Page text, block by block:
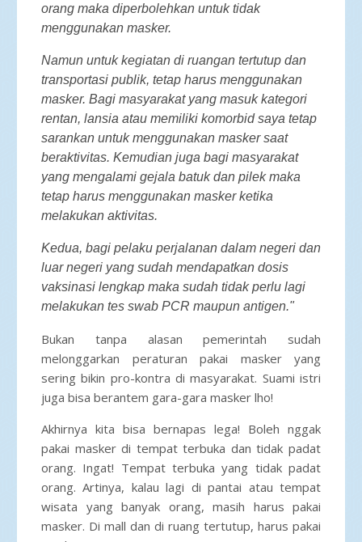
orang maka diperbolehkan untuk tidak
menggunakan masker.
Namun untuk kegiatan di ruangan tertutup dan
transportasi publik, tetap harus menggunakan
masker. Bagi masyarakat yang masuk kategori
rentan, lansia atau memiliki komorbid saya tetap
sarankan untuk menggunakan masker saat
beraktivitas. Kemudian juga bagi masyarakat
yang mengalami gejala batuk dan pilek maka
tetap harus menggunakan masker ketika
melakukan aktivitas.
Kedua, bagi pelaku perjalanan dalam negeri dan
luar negeri yang sudah mendapatkan dosis
vaksinasi lengkap maka sudah tidak perlu lagi
melakukan tes swab PCR maupun antigen."
Bukan tanpa alasan pemerintah sudah
melonggarkan peraturan pakai masker yang
sering bikin pro-kontra di masyarakat. Suami istri
juga bisa berantem gara-gara masker lho!
Akhirnya kita bisa bernapas lega! Boleh nggak
pakai masker di tempat terbuka dan tidak padat
orang. Ingat! Tempat terbuka yang tidak padat
orang. Artinya, kalau lagi di pantai atau tempat
wisata yang banyak orang, masih harus pakai
masker. Di mall dan di ruang tertutup, harus pakai